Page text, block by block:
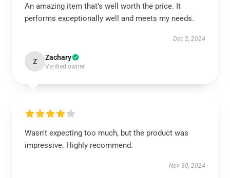
An amazing item that’s well worth the price. It
performs exceptionally well and meets my needs.
Dec 2, 2024
Z Zachary
Verified owner
Wasn't expecting too much, but the product was
impressive. Highly recommend.
Nov 30, 2024